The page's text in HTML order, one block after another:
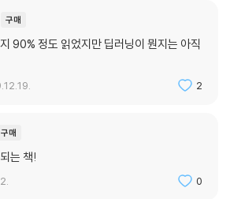
초기에 데이터를 확보하는 데 어려움을 겪었고,
만큼의 수준에 오르지 못해 발전 속도가 더뎠
공지능 혁명의 중심에 서게 된 것을 말이다.
달에 착륙했다.” 2016년 봄 인공지능 바둑 프로
을 꺾은 직후, 구글 딥마인드 최고경영자 데미스
글이다. 인공지능 개발의 성취와 앞으로 펼쳐질
구매
90% 정도 읽었지만 딥러닝이 뭔지는 아직
2
구매
는 책!
0